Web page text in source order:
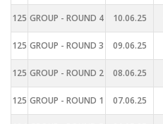
125 GROUP - ROUND 4 10.06.25
125 GROUP - ROUND 3 09.06.25
125 GROUP - ROUND 2 08.06.25
125 GROUP - ROUND 1 07.06.25